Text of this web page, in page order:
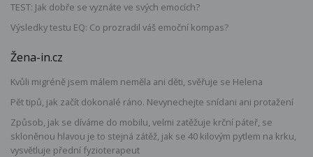
TEST: Jak dobře se vyznáte ve svých emocích?
Výsledky testu EQ: Co prozradil váš emoční kompas?
Žena-in.cz
Kvůli migréně jsem málem neměla ani děti, svěřuje se Helena
Pět tipů, jak začít dokonalé ráno. Nevynechejte snídani ani protažení
Způsob, jak se díváme do mobilu, velmi zatěžuje krční páteř, se
skloněnou hlavou je to stejná zátěž, jak se 40 kilovým pytlem na krku,
vysvětluje přední fyzioterapeut